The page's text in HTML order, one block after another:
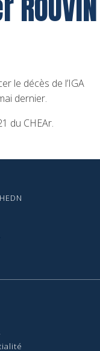
le décès de l’IGA
dernier.
du CHEAr.